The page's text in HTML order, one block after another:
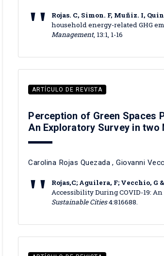
Rojas. C, Simon. F, Muñiz. I,
household energy-related GHG
Management, 13:1, 1-16
ARTÍCULO DE REVISTA
Perception of Green Spaces
An Exploratory Survey in
Carolina Rojas Quezada ,Giovanni
Rojas,C; Aguilera, F; Vecchio, G
Accessibility During COVID-19:
Sustainable Cities4:816688.